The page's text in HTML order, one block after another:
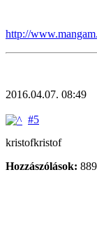
http://
2016.04.07. 08:49
#5
kristofkristof
Hozzászólások: 889